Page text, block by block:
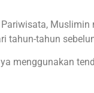
tahun-tahun
menggunakan